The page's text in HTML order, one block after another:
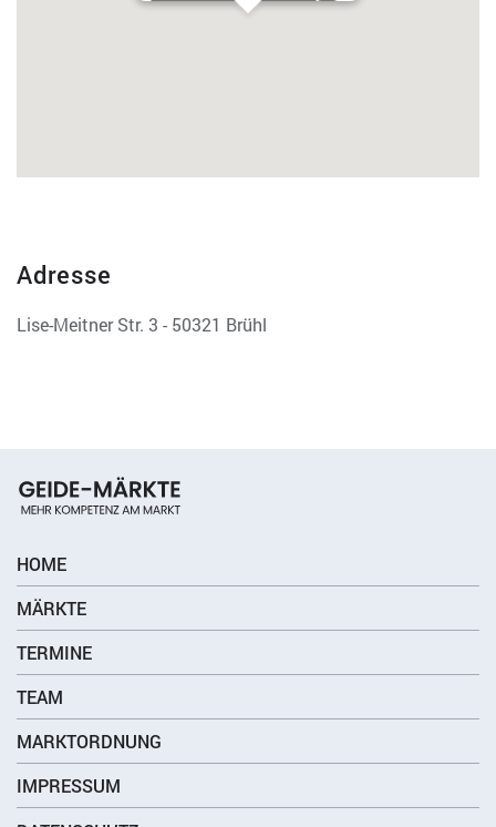
Adresse
Lise-Meitner Str. 3 - 50321 Brühl
HOME
MÄRKTE
TERMINE
TEAM
MARKTORDNUNG
IMPRESSUM